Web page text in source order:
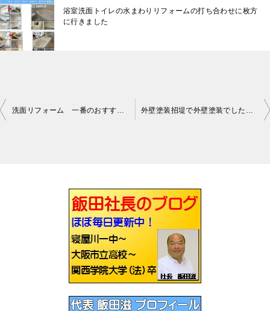
浴室洗面トイレの水まわりリフォームの打ち合わせに枚方
に行きました
ゲ
ー
シ
ョ
ン
洗面リフォーム 一番のおすすめはリクシルピアラです 外壁塗装招堤で外壁塗装でした枚方